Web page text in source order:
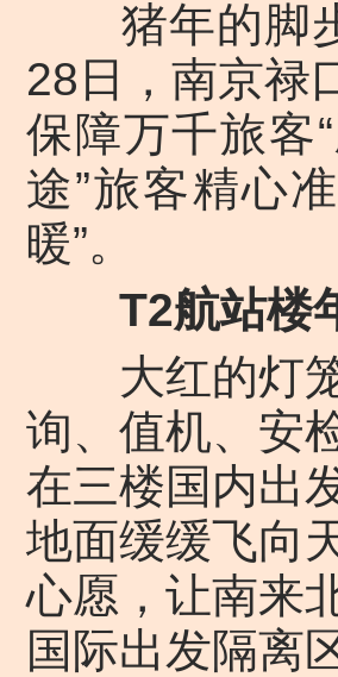
猪年的脚步
28日，南京禄
保障万千旅客
途”旅客精心
暖”。
T2航站楼
大红的灯笼
询、值机、安
在三楼国内出
地面缓缓飞向
心愿，让南来
国际出发隔离